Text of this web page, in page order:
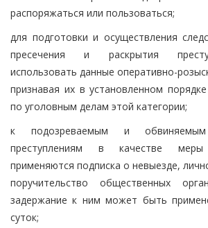
распоряжаться или пользоваться;
для подготовки и осуществления
пресечения и раскрытия
использовать данные оперативно-
признавая их в установленном
по уголовным делам этой категории;
к подозреваемым и
преступлениям в качестве
применяются подписка о невыезде,
поручительство общественных
задержание к ним может быть
суток;